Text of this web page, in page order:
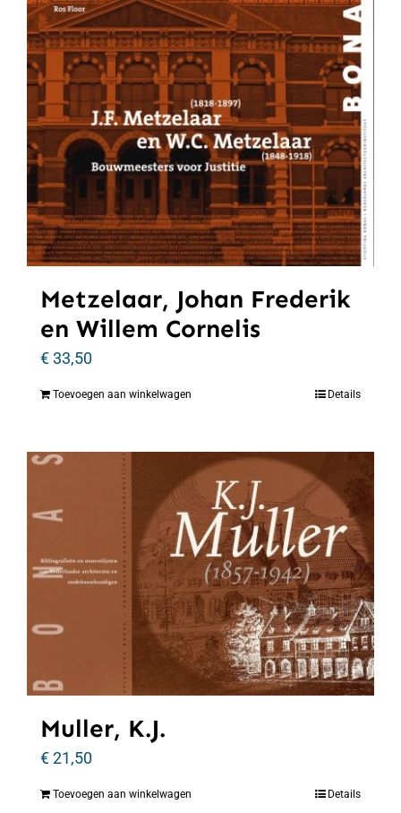
Metzelaar, Johan Frederik
en Willem Cornelis
€33,50
Toevoegen aan winkelwagen Details
Muller, K.J.
€21,50
Toevoegen aan winkelwagen Details